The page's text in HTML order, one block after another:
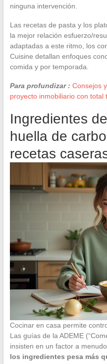
ninguna intervención.
Las recetas de pasta y los
la mejor relación esfuerzo/
adaptadas a este ritmo, los
Cuisine detallan enfoques
comida y por temporada.
Para profundizar : Consejos
proyecto inmobiliario con total
Ingredientes
huella de
recetas
Cocinar en casa permite
Las guías de la ADEME
insisten en un factor a
los ingredientes pesa más